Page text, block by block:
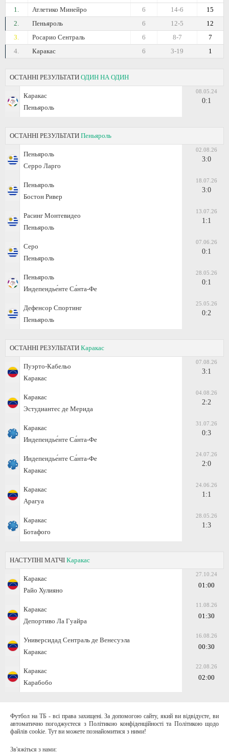
1.
Атлетико Минейро 15
14-6
6
2.
Пеньяроль 12
12-5
6
3.
Росарио Сентраль 7
8-7
6
4.
Каракас 1
3-19
6
ОСТАННІ РЕЗУЛЬТАТИ ОДИН НА ОДИН
Каракас
Пеньяроль
08.05.24
0:1
ОСТАННІ РЕЗУЛЬТАТИ Пеньяроль
Пеньяроль
Серро Ларго
02.08.26
3:0
Пеньяроль
Бостон Ривер
18.07.26
3:0
Расинг Монтевидео
Пеньяроль
13.07.26
1:1
Серо
Пеньяроль
07.06.26
0:1
Пеньяроль
Индепендье́нте Са́нта-Фе
28.05.26
0:1
Дефенсор Спортинг
Пеньяроль
25.05.26
0:2
ОСТАННІ РЕЗУЛЬТАТИ Каракас
Пуэрто-Кабельо
Каракас
07.08.26
3:1
Каракас
Эстудиантес де Мерида
04.08.26
2:2
Каракас
Индепендье́нте Са́нта-Фе
31.07.26
0:3
Индепендье́нте Са́нта-Фе
Каракас
24.07.26
2:0
Каракас
Арагуа
24.06.26
1:1
Каракас
Ботафого
28.05.26
1:3
НАСТУПНІ МАТЧІ Каракас
Каракас
Райо Хулияно
27.10.24
01:00
Каракас
Депортиво Ла Гуайра
11.08.26
01:30
Универсидад Сентраль де Венесуэла
Каракас
16.08.26
00:30
Каракас
Карабобо
22.08.26
02:00
Футбол на ТБ - всі права захищені. За допомогою сайту, який ви відвідуєте, ви
автоматично погоджуєтеся з Політикою конфіденційності та Політикою щодо
файлів cookie. Тут ви можете познайомитися з ними!
Зв'яжіться з нами: